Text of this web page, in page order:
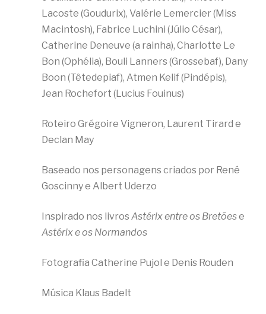
Lacoste (Goudurix), Valérie Lemercier (Miss
Macintosh), Fabrice Luchini (Júlio César),
Catherine Deneuve (a rainha), Charlotte Le
Bon (Ophélia), Bouli Lanners (Grossebaf), Dany
Boon (Têtedepiaf), Atmen Kelif (Pindépis),
Jean Rochefort (Lucius Fouinus)
Roteiro Grégoire Vigneron, Laurent Tirard e
Declan May
Baseado nos personagens criados por René
Goscinny e Albert Uderzo
Inspirado nos livros Astérix entre os Bretõese
Astérix e os Normandos
Fotografia Catherine Pujol e Denis Rouden
Música Klaus Badelt